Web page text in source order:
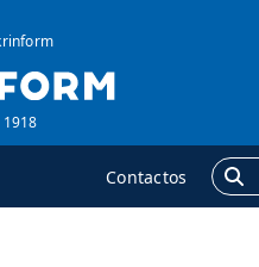
1918
Contactos